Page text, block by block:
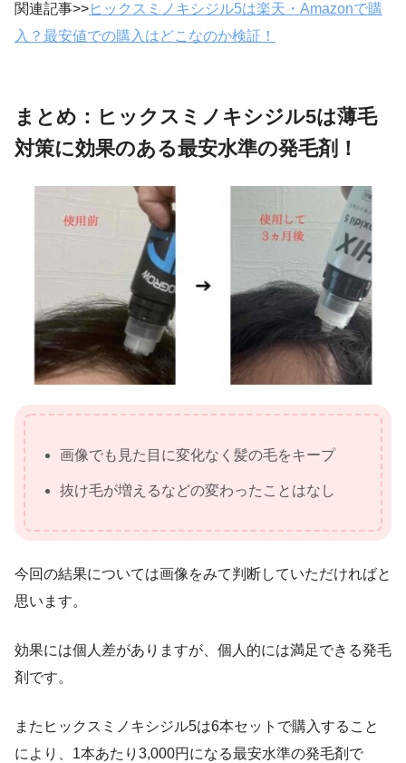
関連記事>>ヒックスミノキシジル5は楽天・Amazonで購
入？最安値での購入はどこなのか検証！
まとめ：ヒックスミノキシジル5は薄毛
対策に効果のある最安水準の発毛剤！
画像でも見た目に変化なく髪の毛をキープ
抜け毛が増えるなどの変わったことはなし
今回の結果については画像をみて判断していただければと
思います。
効果には個人差がありますが、 個人的には満足できる発毛
剤です。
またヒックスミノキシジル5は6本セットで購入すること
により、1本あたり3,000円になる最安水準の発毛剤で